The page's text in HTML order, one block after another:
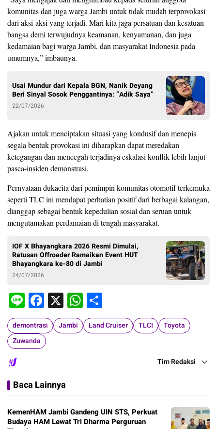
komunitas dan juga warga Jambi untuk tidak mudah terprovokasi
dari aksi-aksi yang terjadi. Mari kita jaga persatuan dan kesatuan
bangsa demi terwujudnya keamanan, kenyamanan, dan juga
kedamaian bagi warga Jambi, dan masyarakat Indonesia pada
umumnya,” imbaunya.
Usai Mundur dari Kepala BGN, Nanik Deyang
Beri Sinyal Sosok Penggantinya: “Adik Saya”
22/07/2026
Ajakan untuk menciptakan situasi yang kondusif dan menepis
segala bentuk provokasi ini diharapkan dapat meredakan
ketegangan dan mencegah terjadinya eskalasi konflik lebih lanjut
pasca-insiden demonstrasi.
Pernyataan dukacita dari pemimpin komunitas otomotif terkemuka
seperti TLC ini mendapat perhatian positif dari berbagai kalangan,
dianggap sebagai bentuk kepedulian sosial dan seruan untuk
mengutamakan perdamaian di tengah masyarakat.
IOF X Bhayangkara 2026 Resmi Dimulai,
Ratusan Offroader Ramaikan Event HUT
Bhayangkara ke-80 di Jambi
24/07/2026
LineFacebook
X WhatsApp
demontrasi Jambi Land Cruiser TLCI
Toyota
Zuwanda
Tim Redaksi
Baca Lainnya
KemenHAM Jambi Gandeng UIN STS, Perkuat
Budaya HAM Lewat Tri Dharma Perguruan